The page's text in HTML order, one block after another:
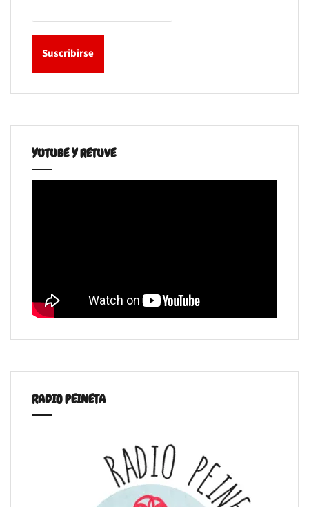
YUTUBE Y RETUVE
RADIO PEINETA